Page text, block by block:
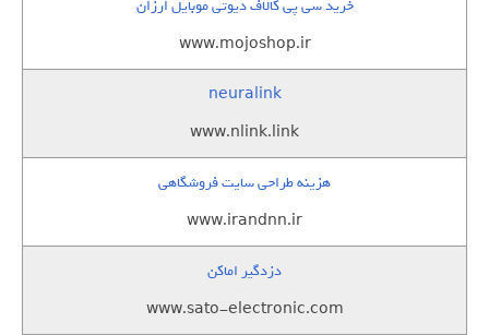
خرید سی پی کالاف دیوتی موبایل ارزان
www.mojoshop.ir
neuralink
www.nlink.link
هزینه طراحی سایت فروشگاهی
www.irandnn.ir
دزدگیر اماکن
www.sato-electronic.com